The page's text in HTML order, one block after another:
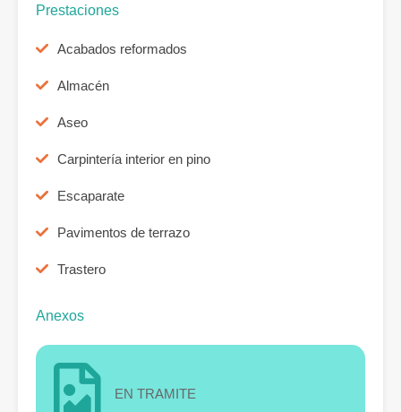
Prestaciones
Acabados reformados
Almacén
Aseo
Carpintería interior en pino
Escaparate
Pavimentos de terrazo
Trastero
Anexos
EN TRAMITE